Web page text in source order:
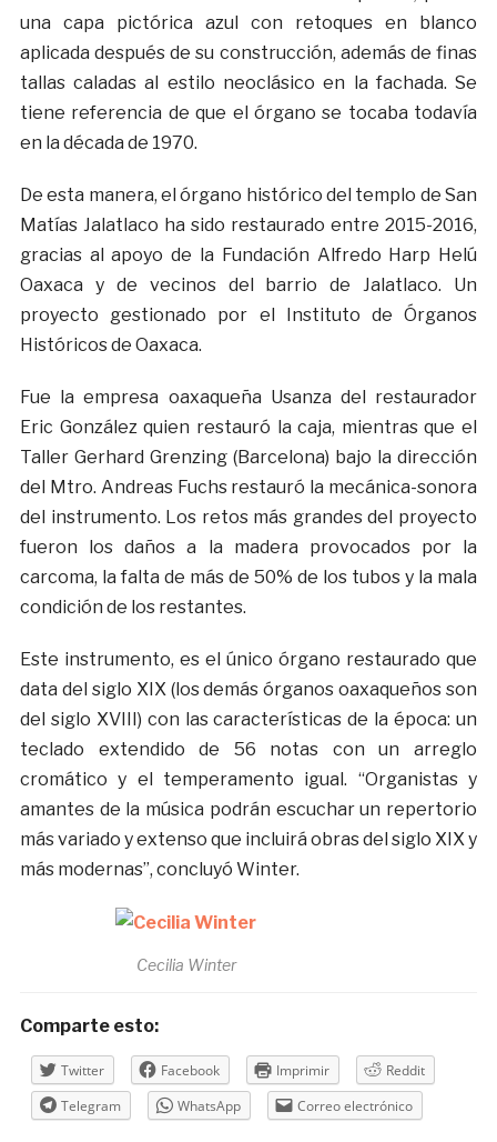
una capa pictórica azul con retoques en blanco
aplicada después de su construcción, además de finas
tallas caladas al estilo neoclásico en la fachada. Se
tiene referencia de que el órgano se tocaba todavía
en la década de 1970.
De esta manera, el órgano histórico del templo de San
Matías Jalatlaco ha sido restaurado entre 2015-2016,
gracias al apoyo de la Fundación Alfredo Harp Helú
Oaxaca y de vecinos del barrio de Jalatlaco. Un
proyecto gestionado por el Instituto de Órganos
Históricos de Oaxaca.
Fue la empresa oaxaqueña Usanza del restaurador
Eric González quien restauró la caja, mientras que el
Taller Gerhard Grenzing (Barcelona) bajo la dirección
del Mtro. Andreas Fuchs restauró la mecánica-sonora
del instrumento. Los retos más grandes del proyecto
fueron los daños a la madera provocados por la
carcoma, la falta de más de 50% de los tubos y la mala
condición de los restantes.
Este instrumento, es el único órgano restaurado que
data del siglo XIX (los demás órganos oaxaqueños son
del siglo XVIII) con las características de la época: un
teclado extendido de 56 notas con un arreglo
cromático y el temperamento igual. “Organistas y
amantes de la música podrán escuchar un repertorio
más variado y extenso que incluirá obras del siglo XIX y
más modernas”, concluyó Winter.
Cecilia Winter
Comparte esto:
Twitter Facebook Imprimir
Reddit
Telegram
WhatsApp Correo electrónico